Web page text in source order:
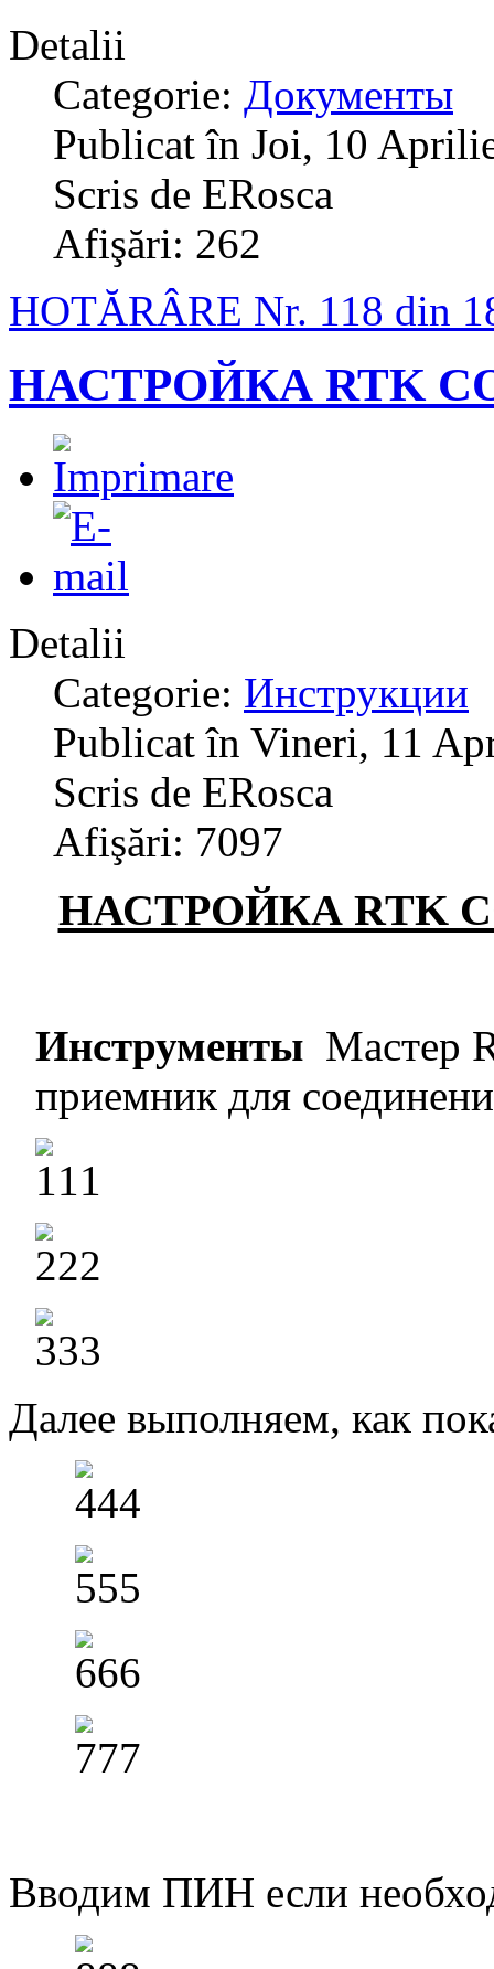
Detalii
Categorie: Документы
Publicat în Joi, 10
Scris de ERosca
Afişări: 262
HOTĂRÂRE Nr. 118 din
НАСТРОЙКА RTK
Detalii
Categorie: Инструкции
Publicat în Vineri, 11
Scris de ERosca
Afişări: 7097
НАСТРОЙКА RTK
Инструменты Мастер
приемник для
Далее выполняем, как
Вводим ПИН если